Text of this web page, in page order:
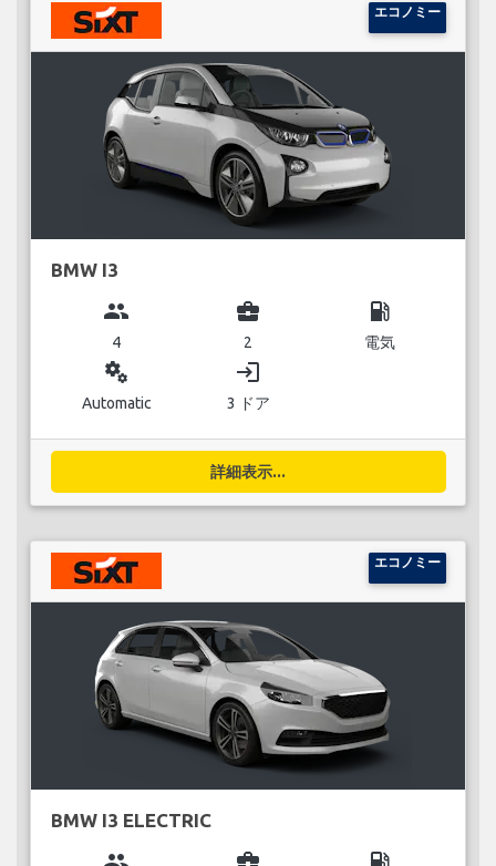
エコノミー
BMW I3
group
4
business_center
2
local_gas_station
電気
miscellaneous_services
Automatic
login
3 ドア
詳細表示...
エコノミー
BMW I3 ELECTRIC